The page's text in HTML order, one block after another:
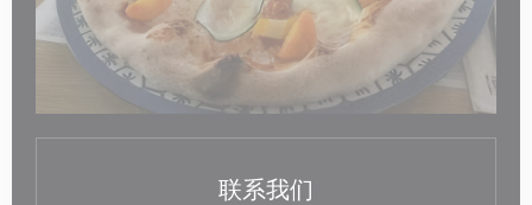
联系我们